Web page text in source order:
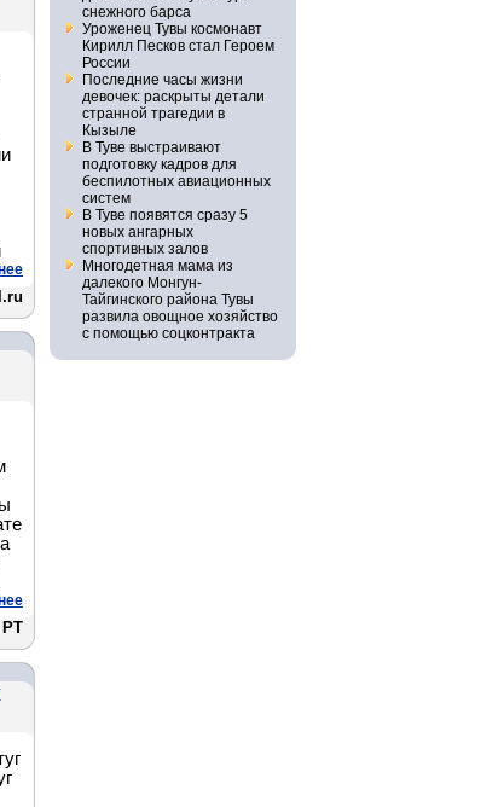
РТ
снежного барса
Уроженец Тувы космонавт
Кирилл Песков стал Героем
России
Последние часы жизни
девочек: раскрыты детали
странной трагедии в
Кызыле
В Туве выстраивают
подготовку кадров для
беспилотных авиационных
систем
В Туве появятся сразу 5
новых ангарных
спортивных залов
Многодетная мама из
далекого Монгун-
Тайгинского района Тувы
развила овощное хозяйство
с помощью соцконтракта